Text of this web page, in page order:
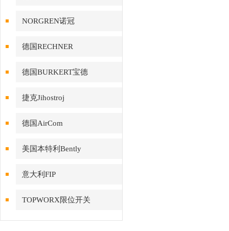
NORGREN诺冠
德国RECHNER
德国BURKERT宝德
捷克Jihostroj
德国AirCom
美国本特利Bently
意大利FIP
TOPWORX限位开关